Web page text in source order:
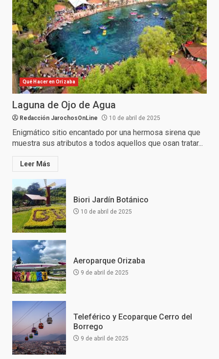
Qué Hacer en Orizaba
Laguna de Ojo de Agua
Redacción JarochosOnLine 10 de abril de 2025
Enigmático sitio encantado por una hermosa sirena que
muestra sus atributos a todos aquellos que osan tratar...
Leer Más
Biori Jardín Botánico
10 de abril de 2025
Aeroparque Orizaba
9 de abril de 2025
Teleférico y Ecoparque Cerro del
Borrego
9 de abril de 2025